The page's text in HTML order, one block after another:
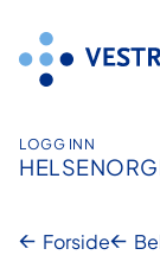
innhold
LOGG INN
Forside